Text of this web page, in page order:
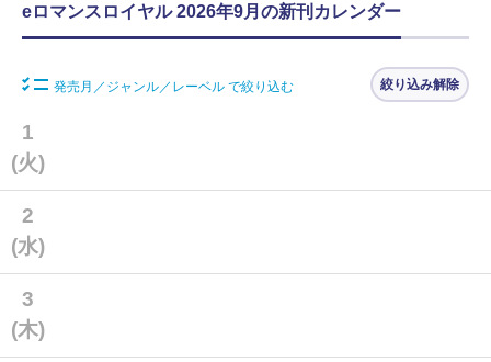
eロマンスロイヤル 2026年9月の新刊カレンダー
発売月／ジャンル／レーベル で絞り込む 絞り込み解除
1
(火)
2
(水)
3
(木)